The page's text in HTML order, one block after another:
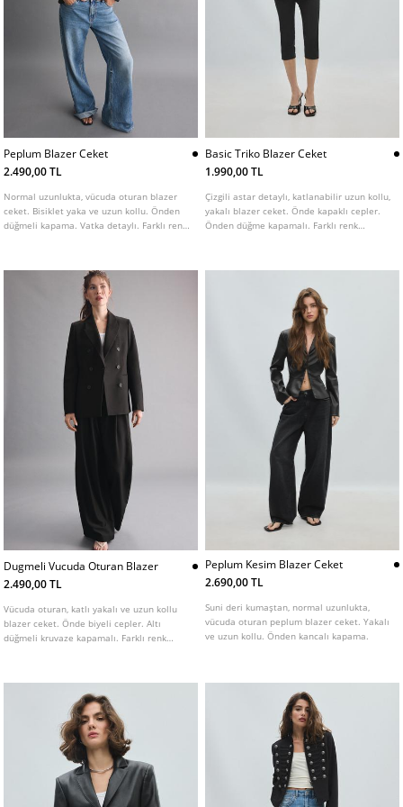
Peplum Blazer Ceket
2.490,00 TL
Normal uzunlukta, vücuda oturan blazer
ceket. Bisiklet yaka ve uzun kollu. Önden
düğmeli kapama. Vatka detaylı. Farklı renk
Basic Triko Blazer Ceket
1.990,00 TL
Çizgili astar detaylı, katlanabilir uzun kollu,
yakalı blazer ceket. Önde kapaklı cepler.
Önden düğme kapamalı. Farklı renk
Dugmeli Vucuda Oturan Blazer
2.490,00 TL
Vücuda oturan, katlı yakalı ve uzun kollu
blazer ceket. Önde biyeli cepler. Altı
düğmeli kruvaze kapamalı. Farklı renk
Peplum Kesim Blazer Ceket
2.690,00 TL
Suni deri kumaştan, normal uzunlukta,
vücuda oturan peplum blazer ceket. Yakalı
ve uzun kollu. Önden kancalı kapama.